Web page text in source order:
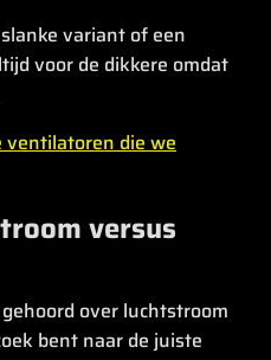
variant of een
voor de dikkere omdat
ventilatoren die we
versus
over luchtstroom
bent naar de juiste